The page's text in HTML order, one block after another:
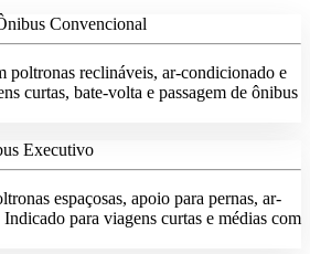
Convencional
poltronas reclináveis, ar-condicionado e
curtas, bate-volta e passagem de ônibus
Executivo
espaçosas, apoio para pernas, ar-
para viagens curtas e médias com